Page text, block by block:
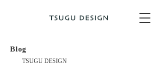
Blog
TSUGU DESIGN